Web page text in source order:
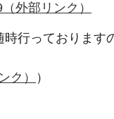
外部リンク）
行っております
ク） ）